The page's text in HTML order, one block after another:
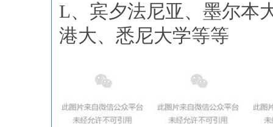
L、宾夕法尼亚、墨尔本
港大、悉尼大学等等